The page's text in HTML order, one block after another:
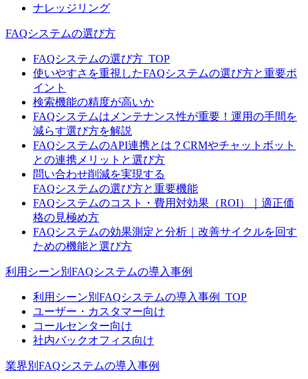
ナレッジリング
FAQシステムの選び方
FAQシステムの選び方_TOP
使いやすさを重視したFAQシステムの選び方と重要ポ
イント
検索機能の精度が高いか
FAQシステムはメンテナンス性が重要！運用の手間を
減らす選び方を解説
FAQシステムのAPI連携とは？CRMやチャットボット
との連携メリットと選び方
問い合わせ削減を実現する
FAQシステムの選び方と重要機能
FAQシステムのコスト・費用対効果（ROI）｜適正価
格の見極め方
FAQシステムの効果測定と分析｜改善サイクルを回す
ための機能と選び方
利用シーン別FAQシステムの導入事例
利用シーン別FAQシステムの導入事例_TOP
ユーザー・カスタマー向け
コールセンター向け
社内バックオフィス向け
業界別FAQシステムの導入事例